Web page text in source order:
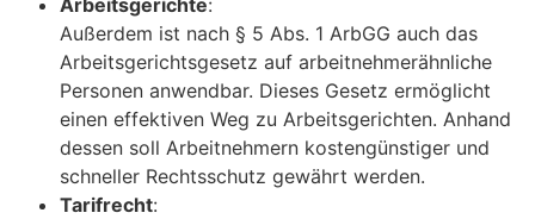
Arbeitsgerichte:
Außerdem ist nach § 5 Abs. 1 ArbGG auch das
Arbeitsgerichtsgesetz auf arbeitnehmerähnliche
Personen anwendbar. Dieses Gesetz ermöglicht
einen effektiven Weg zu Arbeitsgerichten. Anhand
dessen soll Arbeitnehmern kostengünstiger und
schneller Rechtsschutz gewährt werden.
Tarifrecht: